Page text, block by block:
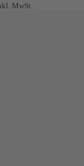
MwSt.